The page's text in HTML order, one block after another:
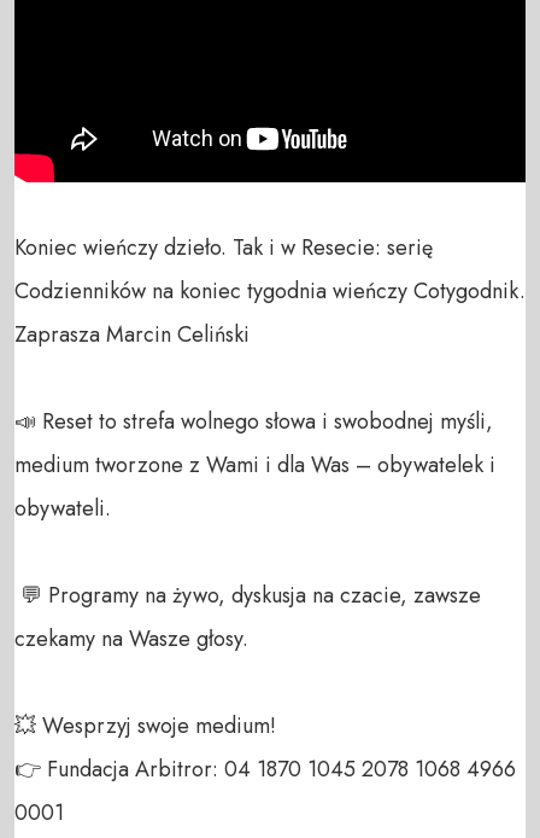
Koniec wieńczy dzieło. Tak i w Resecie: serię
Codzienników na koniec tygodnia wieńczy Cotygodnik.
Zaprasza Marcin Celiński
📣 Reset to strefa wolnego słowa i swobodnej myśli,
medium tworzone z Wami i dla Was – obywatelek i
obywateli.
czekamy na Wasze głosy.
💥 Wesprzyj swoje medium!
👉 Fundacja Arbitror: 04 1870 1045 2078 1068 4966
0001